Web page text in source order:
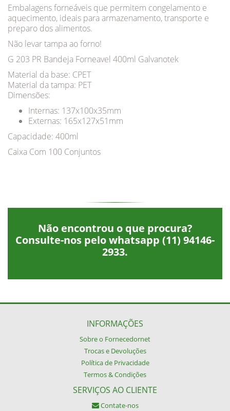
Embalagens forneáveis que permitem congelamento e
aquecimento, ideais para armazenamento, transporte e
preparo dos alimentos.
Não levar tampa ao forno!
G 203 PR Bandeja Forneavel 400ml Galvanotek
Material da base: CPET
Material da tampa: PET
Dimensões:
Internas: 137x100x35mm
Externas: 165x127x51mm
Capacidade: 400ml
Caixa Com 100 Conjuntos
Não encontrou o que procura?
Consulte-nos pelo whatsapp (11) 94146-
2933.
INFORMAÇÕES
Sobre o Fornecedornet
Trocas e Devoluções
Política de Privacidade
Termos & Condições
SERVIÇOS AO CLIENTE
Contate-nos